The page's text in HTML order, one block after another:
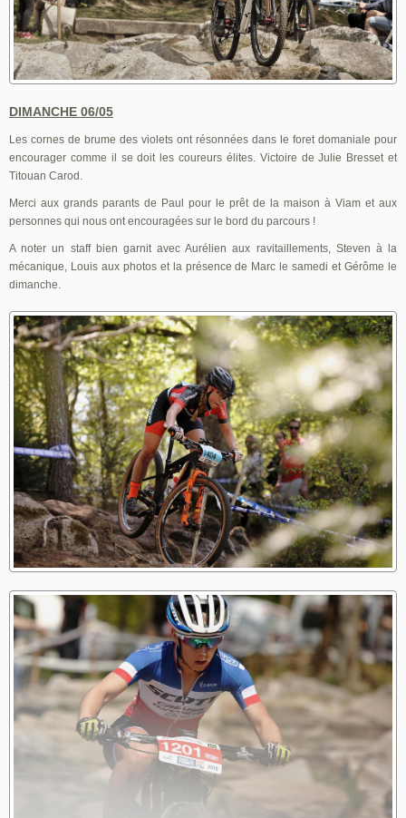
DIMANCHE 06/05
Les cornes de brume des violets ont résonnées dans le foret domaniale pour
encourager comme il se doit les coureurs élites. Victoire de Julie Bresset et
Titouan Carod.
Merci aux grands parants de Paul pour le prêt de la maison à Viam et aux
personnes qui nous ont encouragées sur le bord du parcours !
A noter un staff bien garnit avec Aurélien aux ravitaillements, Steven à la
mécanique, Louis aux photos et la présence de Marc le samedi et Gérôme le
dimanche.